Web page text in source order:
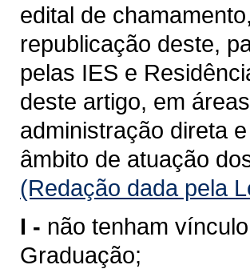
edital de
republicação deste,
pelas IES e
deste artigo, em
administração direta
âmbito de atuação
(Redação dada pela
I - não tenham
Graduação;